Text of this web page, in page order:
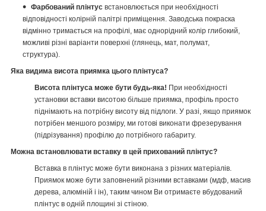
Фарбований плінтус встановлюється при необхідності
відповідності колірній палітрі приміщення. Заводська покраска
відмінно тримається на профілі, має однорідний колір глибокий,
можливі різні варіанти поверхні (глянець, мат, полумат,
структура).
Яка видима висота приямка цього плінтуса?
Висота плінтуса може бути будь-яка! При необхідності
установки вставки висотою більше приямка, профіль просто
піднімають на потрібну висоту від підлоги. У разі, якщо приямок
потрібен меншого розміру, ми готові виконати фрезерування
(підрізування) профілю до потрібного габариту.
Можна встановлювати вставку в цей прихований плінтус?
Вставка в плінтус може бути виконана з різних матеріалів.
Приямок може бути заповнений різними вставками (мдф, масив
дерева, алюміній і ін), таким чином Ви отримаєте вбудований
плінтус в одній площині зі стіною.